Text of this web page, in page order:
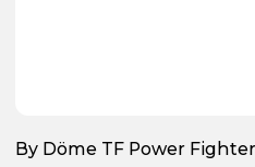
By Döme TF Power